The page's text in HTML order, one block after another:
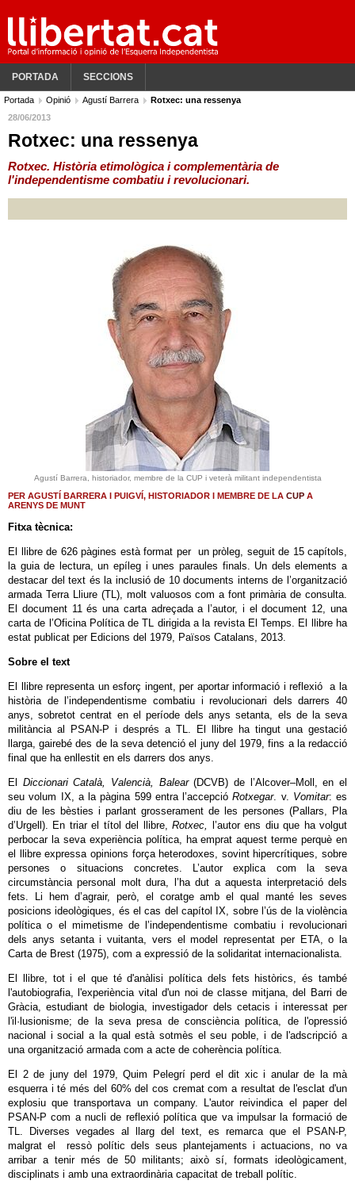
PORTADA SECCIONS
Portada Opinió Agustí Barrera
Rotxec: una ressenya
28/06/2013
Rotxec: una ressenya
Rotxec. Història etimològica i complementària de
l'independentisme combatiu i revolucionari.
Agustí Barrera, historiador, membre de la CUP i veterà militant independentista
PER AGUSTÍ BARRERA I PUIGVÍ, HISTORIADOR I MEMBRE DE LA CUP A
ARENYS DE MUNT
Fitxa tècnica:
El llibre de 626 pàgines està format per un pròleg, seguit de 15 capítols,
la guia de lectura, un epíleg i unes paraules finals. Un dels elements a
destacar del text és la inclusió de 10 documents interns de l’organització
armada Terra Lliure (TL), molt valuosos com a font primària de consulta.
El document 11 és una carta adreçada a l’autor, i el document 12, una
carta de l’Oficina Política de TL dirigida a la revista El Temps. El llibre ha
estat publicat per Edicions del 1979, Països Catalans, 2013.
Sobre el text
El llibre representa un esforç ingent, per aportar informació i reflexió a la
història de l’independentisme combatiu i revolucionari dels darrers 40
anys, sobretot centrat en el període dels anys setanta, els de la seva
militància al PSAN-P i després a TL. El llibre ha tingut una gestació
llarga, gairebé des de la seva detenció el juny del 1979, fins a la redacció
final que ha enllestit en els darrers dos anys.
El Diccionari Català, Valencià, Balear(DCVB) de l’Alcover–Moll, en el
seu volum IX, a la pàgina 599 entra l’accepcióRotxegar. v. Vomitar: es
diu de les bèsties i parlant grosserament de les persones (Pallars, Pla
d’Urgell). En triar el títol del llibre,Rotxec,
l’autor ens diu que ha volgut
perbocar la seva experiència política, ha emprat aquest terme perquè en
el llibre expressa opinions força heterodoxes, sovint hipercrítiques, sobre
persones o situacions concretes. L’autor explica com la seva
circumstància personal molt dura, l’ha dut a aquesta interpretació dels
fets. Li hem d’agrair, però, el coratge amb el qual manté les seves
posicions ideològiques, és el cas del capítol IX, sobre l’ús de la violència
política o el mimetisme de l’independentisme combatiu i revolucionari
dels anys setanta i vuitanta, vers el model representat per ETA, o la
Carta de Brest (1975), com a expressió de la solidaritat internacionalista.
El llibre, tot i el que té d'anàlisi política dels fets històrics, és també
l'autobiografia, l'experiència vital d'un noi de classe mitjana, del Barri de
Gràcia, estudiant de biologia, investigador dels cetacis i interessat per
l'il·lusionisme; de la seva presa de consciència política, de l'opressió
nacional i social a la qual està sotmès el seu poble, i de l'adscripció a
una organització armada com a acte de coherència política.
El 2 de juny del 1979, Quim Pelegrí perd el dit xic i anular de la mà
esquerra i té més del 60% del cos cremat com a resultat de l'esclat d'un
explosiu que transportava un company. L'autor reivindica el paper del
PSAN-P com a nucli de reflexió política que va impulsar la formació de
TL. Diverses vegades al llarg del text, es remarca que el PSAN-P,
malgrat el ressò polític dels seus plantejaments i actuacions, no va
arribar a tenir més de 50 militants; això sí, formats ideològicament,
disciplinats i amb una extraordinària capacitat de treball polític.